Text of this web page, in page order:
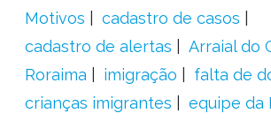
Motivos
cadastro de casos
cadastro de alertas
Arraial do
Roraima
imigração
falta de
crianças imigrantes
equipe da